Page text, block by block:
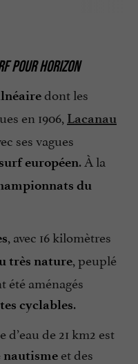
POUR HORIZON
dont les
en 1906, Lacanau
ses vagues
européen. À la
du
, avec 16 kilomètres
très nature, peuplé
été aménagés
cyclables.
de 21 km2 est
nautisme et des